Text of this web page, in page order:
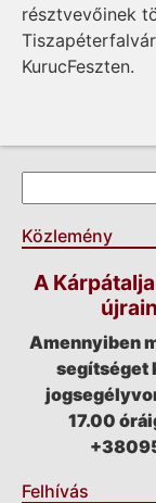
résztvevőinek
KurucFeszten.
Keresés űrlap
Keresés
Közlemény
A
Amennyiben
segítséget
17.00
Felhívás